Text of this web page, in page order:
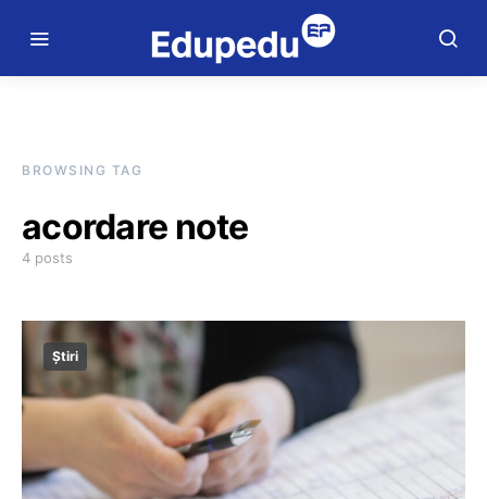
BROWSING TAG
acordare note
4 posts
Știri